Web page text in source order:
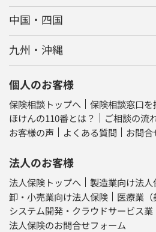
中国・四国
九州・沖縄
個人のお客様
保険相談トップへ
保険相談窓口を
ほけんの110番とは？
ご相談の流
お客様の声
よくある質問 お問合
法人のお客様
法人保険トップへ
製造業向け法人
卸・小売業向け法人保険
医療業（
システム開発・クラウドサービス業
法人保険のお問合せフォーム